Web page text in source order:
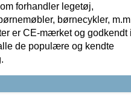
forhandler legetøj,
børnecykler,
er CE-mærket og godkendt i
de populære og kendte